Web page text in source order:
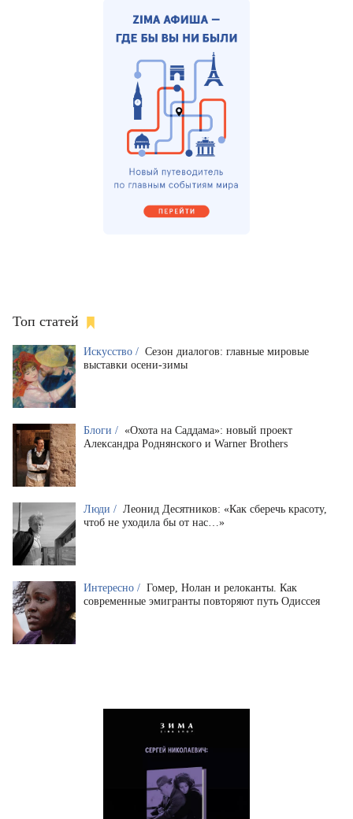
Топ статей
Искусство / Сезон диалогов: главные мировые
выставки осени-зимы
Блоги / «Охота на Саддама»: новый проект
Александра Роднянского и Warner Brothers
Люди / Леонид Десятников: «Как сберечь красоту,
чтоб не уходила бы от нас…»
Интересно / Гомер, Нолан и релоканты. Как
современные эмигранты повторяют путь Одиссея